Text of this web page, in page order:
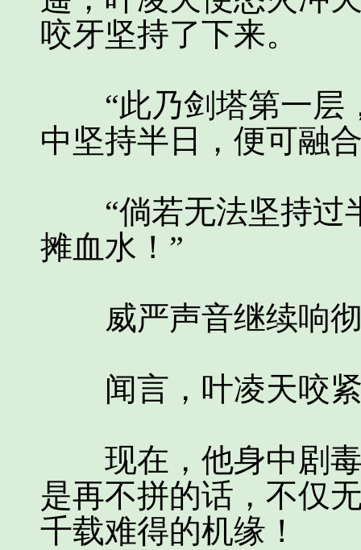
咬牙坚持了下来。
“此乃剑塔第一层
中坚持半日，便可融
“倘若无法坚持过
摊血水！”
威严声音继续响彻
闻言，叶凌天咬紧
现在，他身中剧毒
是再不拼的话，不仅
千载难得的机缘！